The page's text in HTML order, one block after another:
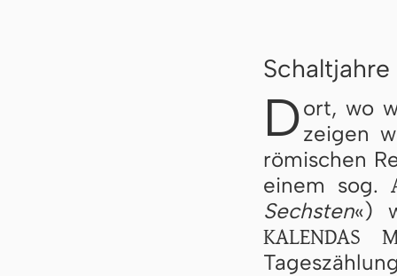
Schaltjahre
Dort, wo
zeigen
römischen
einem sog.
Sechsten«)
KALENDAS